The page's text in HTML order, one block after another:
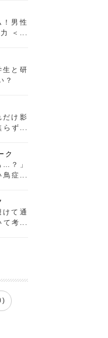
！男性
＜経
生と研
？
だけ影
らず選
ク
…？」
鳥症候
て通
て考え